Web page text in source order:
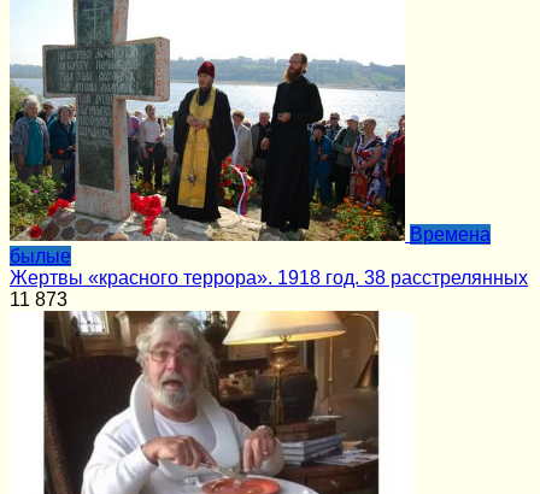
Времена
былые
Жертвы «красного террора». 1918 год. 38 расстрелянных
11 873